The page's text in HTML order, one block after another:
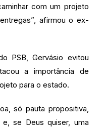
com um projeto
afirmou o ex-
PSB, Gervásio evitou
a importância de
para o estado.
só pauta propositiva,
se Deus quiser, uma